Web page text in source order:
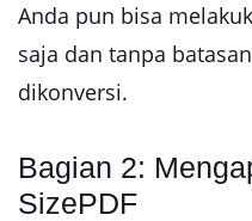
Anda pun bisa
saja dan tanpa
dikonversi.
Bagian 2:
SizePDF